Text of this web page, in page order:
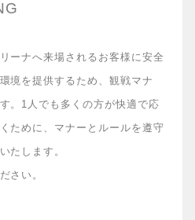
ーナへ来場されるお客様に安全
境を提供するため、観戦マナ
。1人でも多くの方が快適で応
ために、マナーとルールを遵守
たします。
さい。